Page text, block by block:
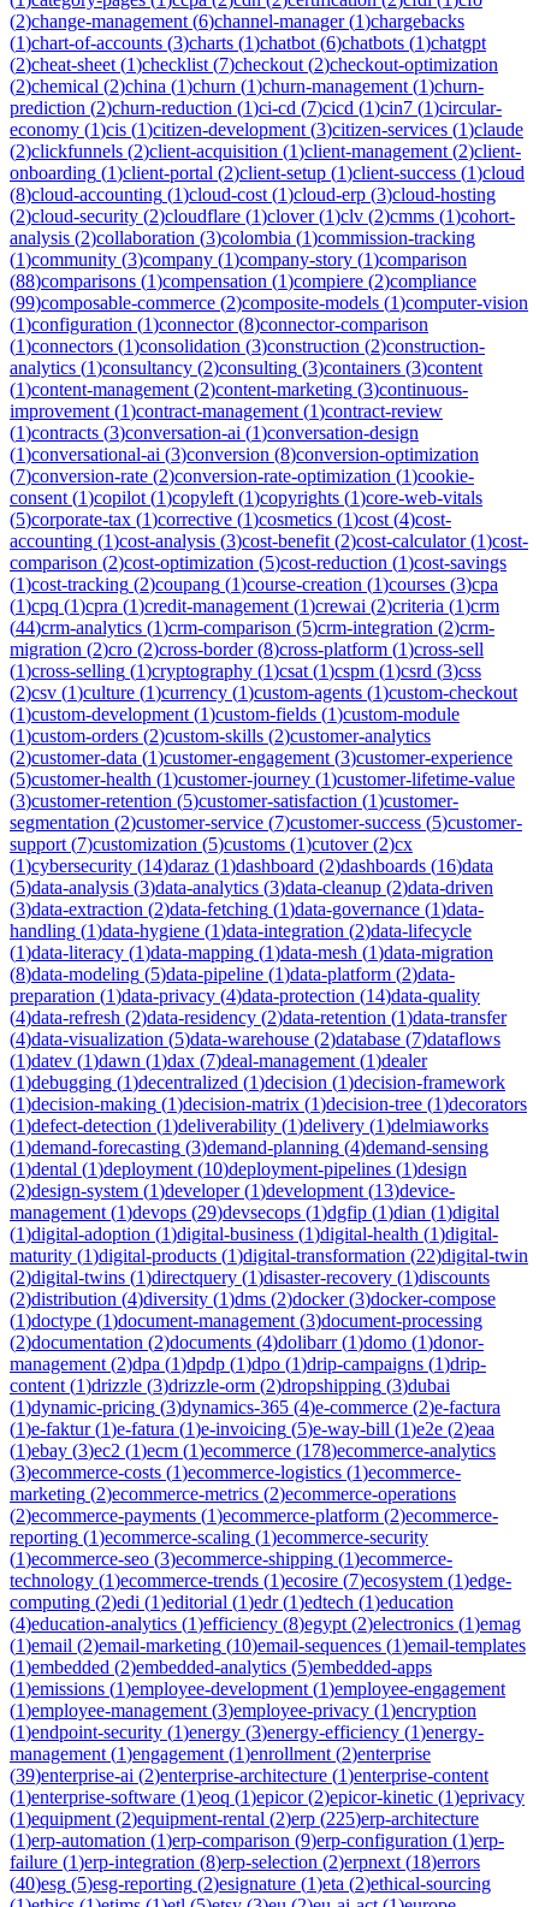
(2)change-management (6)channel-manager(1)chargebacks
(1)chart-of-accounts (3)charts (1)chatbot (6)chatbots (1)chatgpt
(2)cheat-sheet (1)checklist (7)checkout (2)checkout-optimization
(2)chemical (2)china (1)churn (1)churn-management (1)churn-
prediction (2)churn-reduction (1)ci-cd (7)cicd (1)cin7 (1)circular-
economy (1)cis (1)citizen-development (3)citizen-services (1)claude
(2)clickfunnels (2)client-acquisition (1)client-management (2)client-
onboarding (1)client-portal (2)client-setup (1)client-success (1)cloud
(8)cloud-accounting (1)cloud-cost (1)cloud-erp (3)cloud-hosting
(2)cloud-security (2)cloudflare (1)clover(1)clv (2)cmms (1)cohort-
analysis (2)collaboration (3)colombia (1)commission-tracking
(1)community (3)company (1)company-story (1)comparison
(88)comparisons (1)compensation (1)compiere (2)compliance
(99)composable-commerce (2)composite-models (1)computer-vision
(1)configuration (1)connector(8)connector-comparison
(1)connectors (1)consolidation (3)construction (2)construction-
analytics (1)consultancy (2)consulting (3)containers (3)content
(1)content-management (2)content-marketing (3)continuous-
improvement (1)contract-management (1)contract-review
(1)contracts (3)conversation-ai (1)conversation-design
(1)conversational-ai (3)conversion (8)conversion-optimization
(7)conversion-rate (2)conversion-rate-optimization (1)cookie-
consent (1)copilot (1)copyleft (1)copyrights (1)core-web-vitals
(5)corporate-tax (1)corrective (1)cosmetics (1)cost (4)cost-
accounting (1)cost-analysis (3)cost-benefit (2)cost-calculator(1)cost-
comparison (2)cost-optimization (5)cost-reduction (1)cost-savings
(1)cost-tracking (2)coupang (1)course-creation (1)courses (3)cpa
(1)cpq (1)cpra (1)credit-management (1)crewai (2)criteria (1)crm
(44)crm-analytics (1)crm-comparison (5)crm-integration (2)crm-
migration (2)cro (2)cross-border(8)cross-platform (1)cross-sell
(1)cross-selling (1)cryptography (1)csat (1)cspm (1)csrd (3)css
(2)csv (1)culture (1)currency (1)custom-agents (1)custom-checkout
(1)custom-development (1)custom-fields (1)custom-module
(1)custom-orders (2)custom-skills (2)customer-analytics
(2)customer-data (1)customer-engagement (3)customer-experience
(5)customer-health (1)customer-journey (1)customer-lifetime-value
(3)customer-retention (5)customer-satisfaction (1)customer-
segmentation (2)customer-service (7)customer-success (5)customer-
support (7)customization (5)customs (1)cutover(2)cx
(1)cybersecurity (14)daraz (1)dashboard (2)dashboards (16)data
(5)data-analysis (3)data-analytics (3)data-cleanup (2)data-driven
(3)data-extraction (2)data-fetching (1)data-governance (1)data-
handling (1)data-hygiene (1)data-integration (2)data-lifecycle
(1)data-literacy (1)data-mapping (1)data-mesh (1)data-migration
(8)data-modeling (5)data-pipeline (1)data-platform (2)data-
preparation (1)data-privacy (4)data-protection (14)data-quality
(4)data-refresh (2)data-residency (2)data-retention (1)data-transfer
(4)data-visualization (5)data-warehouse (2)database (7)dataflows
(1)datev (1)dawn (1)dax (7)deal-management (1)dealer
(1)debugging (1)decentralized (1)decision (1)decision-framework
(1)decision-making (1)decision-matrix (1)decision-tree (1)decorators
(1)defect-detection (1)deliverability (1)delivery (1)delmiaworks
(1)demand-forecasting (3)demand-planning (4)demand-sensing
(1)dental (1)deployment (10)deployment-pipelines (1)design
(2)design-system (1)developer(1)development (13)device-
management (1)devops (29)devsecops (1)dgfip (1)dian (1)digital
(1)digital-adoption (1)digital-business (1)digital-health (1)digital-
maturity (1)digital-products (1)digital-transformation (22)digital-twin
(2)digital-twins (1)directquery (1)disaster-recovery (1)discounts
(2)distribution (4)diversity (1)dms (2)docker(3)docker-compose
(1)doctype (1)document-management (3)document-processing
(2)documentation (2)documents (4)dolibarr(1)domo (1)donor-
management (2)dpa (1)dpdp (1)dpo (1)drip-campaigns (1)drip-
content (1)drizzle (3)drizzle-orm (2)dropshipping (3)dubai
(1)dynamic-pricing (3)dynamics-365 (4)e-commerce (2)e-factura
(1)e-faktur(1)e-fatura (1)e-invoicing (5)e-way-bill (1)e2e (2)eaa
(1)ebay (3)ec2 (1)ecm (1)ecommerce (178)ecommerce-analytics
(3)ecommerce-costs (1)ecommerce-logistics (1)ecommerce-
marketing (2)ecommerce-metrics (2)ecommerce-operations
(2)ecommerce-payments (1)ecommerce-platform (2)ecommerce-
reporting (1)ecommerce-scaling (1)ecommerce-security
(1)ecommerce-seo (3)ecommerce-shipping (1)ecommerce-
technology (1)ecommerce-trends (1)ecosire (7)ecosystem (1)edge-
computing (2)edi (1)editorial (1)edr(1)edtech (1)education
(4)education-analytics (1)efficiency (8)egypt (2)electronics (1)emag
(1)email (2)email-marketing (10)email-sequences (1)email-templates
(1)embedded (2)embedded-analytics (5)embedded-apps
(1)emissions (1)employee-development (1)employee-engagement
(1)employee-management (3)employee-privacy (1)encryption
(1)endpoint-security (1)energy (3)energy-efficiency (1)energy-
management (1)engagement (1)enrollment (2)enterprise
(39)enterprise-ai (2)enterprise-architecture (1)enterprise-content
(1)enterprise-software (1)eoq (1)epicor(2)epicor-kinetic (1)eprivacy
(1)equipment (2)equipment-rental (2)erp (225)erp-architecture
(1)erp-automation (1)erp-comparison (9)erp-configuration (1)erp-
failure (1)erp-integration (8)erp-selection (2)erpnext (18)errors
(40)esg (5)esg-reporting (2)esignature (1)eta (2)ethical-sourcing